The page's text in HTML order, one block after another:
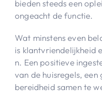
bieden steeds een
ongeacht de functie.
Wat minstens even
is klantvriendelijkheid
n. Een positieve
van de huisregels,
bereidheid samen te